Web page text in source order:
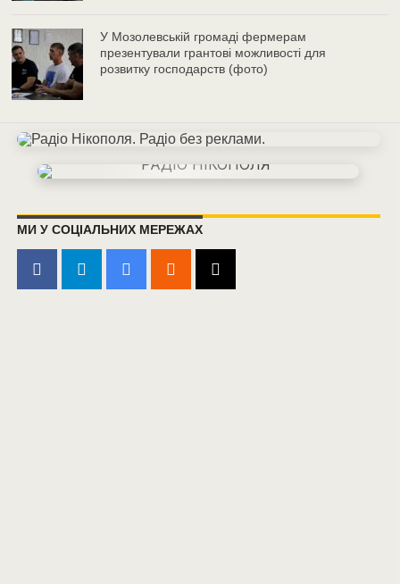
У Мозолевській громаді фермерам
презентували грантові можливості для
розвитку господарств (фото)
МИ У СОЦІАЛЬНИХ МЕРЕЖАХ